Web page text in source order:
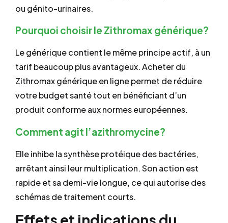
ou génito-urinaires.
Pourquoi choisir le Zithromax générique?
Le générique contient le même principe actif, à un
tarif beaucoup plus avantageux. Acheter du
Zithromax générique en ligne permet de réduire
votre budget santé tout en bénéficiant d’un
produit conforme aux normes européennes.
Comment agit l’azithromycine?
Elle inhibe la synthèse protéique des bactéries,
arrêtant ainsi leur multiplication. Son action est
rapide et sa demi-vie longue, ce qui autorise des
schémas de traitement courts.